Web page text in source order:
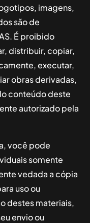
imagens,
são de
. É proibido
distribuir, copiar,
executar,
obras derivadas,
conteúdo deste
autorizado pela
você pode
somente
vedada a cópia
uso ou
destes materiais,
envio ou